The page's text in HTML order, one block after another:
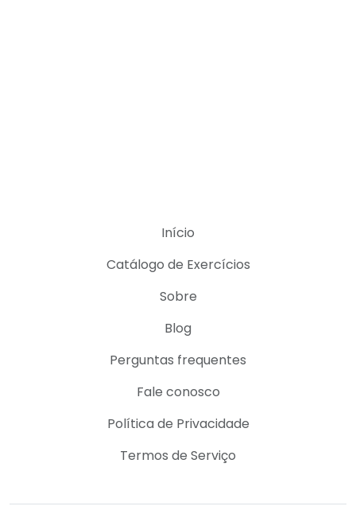
Início
Catálogo de Exercícios
Sobre
Blog
Perguntas frequentes
Fale conosco
Política de Privacidade
Termos de Serviço